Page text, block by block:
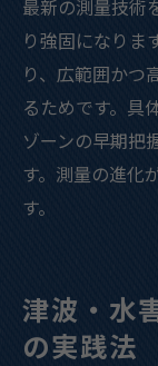
最新の測量技術
り強固になりま
り、広範囲かつ
るためです。具
ゾーンの早期把
す。測量の進化
す。
津波・水
の実践法